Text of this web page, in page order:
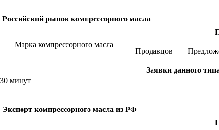
Российский рынок компрессорного масла
Марка компрессорного масла
Продавцов
Заявки данного
30 минут
Экспорт компрессорного масла из РФ